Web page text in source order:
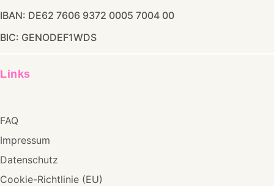
IBAN: DE62 7606 9372 0005 7004 00
BIC: GENODEF1WDS
Links
FAQ
Impressum
Datenschutz
Cookie-Richtlinie (EU)